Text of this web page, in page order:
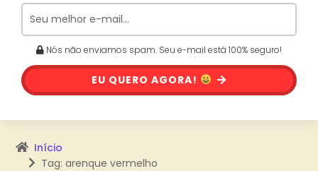
Nós não enviamos spam. Seu e-mail está 100% seguro!
EU QUERO AGORA!
Início
Tag: arenque vermelho